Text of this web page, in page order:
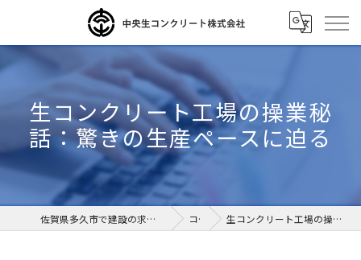
生コンクリート工場の操業秘
話：驚きの生産ペースに迫る
佐賀県多久市で建設の求人なら中央生コンクリート株式会社 コラム 生コンクリート工場の操業秘話：驚きの生産ペースに迫る